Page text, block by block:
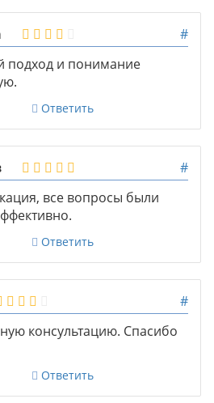
#
подход и понимание
Ответить
#
все вопросы были
Ответить
#
консультацию. Спасибо
Ответить